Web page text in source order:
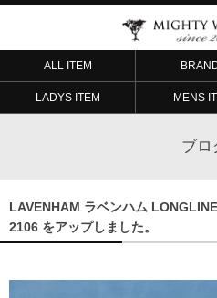
ALL ITEM
LADYS ITEM MENS
ブロ
LAVENHAM ラベンハム
2106 をアップしました。